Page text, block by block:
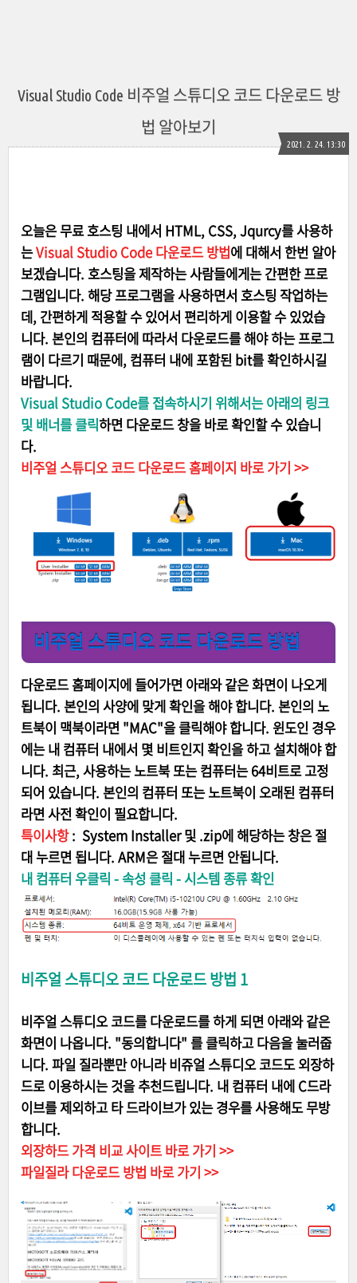
Visual Studio Code 비주얼 스튜디오 코드 다운로드 방
법 알아보기
2021. 2. 24. 13:30
오늘은 무료 호스팅 내에서 HTML, CSS, Jqurcy를 사용하
는Visual Studio Code 다운로드 방법에 대해서 한번 알아
보겠습니다. 호스팅을 제작하는 사람들에게는 간편한 프로
그램입니다. 해당 프로그램을 사용하면서 호스팅 작업하는
데, 간편하게 적용할 수 있어서 편리하게 이용할 수 있었습
니다. 본인의 컴퓨터에 따라서 다운로드를 해야 하는 프로그
램이 다르기 때문에, 컴퓨터 내에 포함된 bit를 확인하시길
바랍니다.
Visual Studio Code를 접속하시기 위해서는 아래의 링크
및 배너를 클릭하면 다운로드 창을 바로 확인할 수 있습니
다.
비주얼 스튜디오 코드 다운로드 홈페이지 바로 가기 >>
비주얼 스튜디오 코드 다운로드 방법
다운로드 홈페이지에 들어가면 아래와 같은 화면이 나오게
됩니다. 본인의 사양에 맞게 확인을 해야 합니다. 본인의 노
트북이 맥북이라면 "MAC"을 클릭해야 합니다. 윈도인 경우
에는 내 컴퓨터 내에서 몇 비트인지 확인을 하고 설치해야 합
니다. 최근, 사용하는 노트북 또는 컴퓨터는 64비트로 고정
되어 있습니다. 본인의 컴퓨터 또는 노트북이 오래된 컴퓨터
라면 사전 확인이 필요합니다.
특이사항: System Installer 및 .zip에 해당하는 창은 절
대 누르면 됩니다. ARM은 절대 누르면 안됩니다.
내 컴퓨터 우클릭 - 속성 클릭 - 시스템 종류 확인
비주얼 스튜디오 코드 다운로드 방법 1
비주얼 스튜디오 코드를 다운로드를 하게 되면 아래와 같은
화면이 나옵니다. "동의합니다" 를 클릭하고 다음을 눌러줍
니다. 파일 질라뿐만 아니라 비쥬얼 스튜디오 코드도 외장하
드로 이용하시는 것을 추천드립니다. 내 컴퓨터 내에 C드라
이브를 제외하고 타 드라이브가 있는 경우를 사용해도 무방
합니다.
외장하드 가격 비교 사이트 바로 가기 >>
파일질라 다운로드 방법 바로 가기 >>